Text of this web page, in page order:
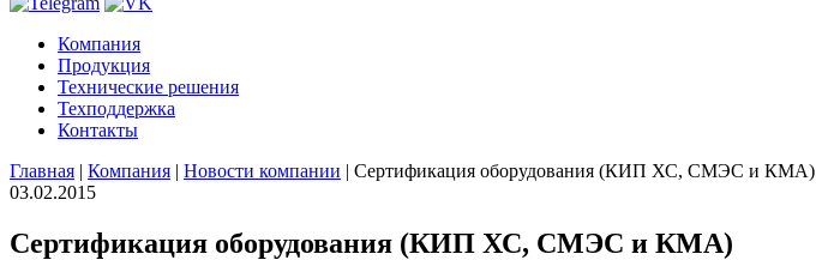
Компания
Продукция
Технические решения
Техподдержка
Контакты
Главная | Компания | Новости компании | Сертификация оборудования (КИП ХС, СМЭС и КМА)
03.02.2015
Сертификация оборудования (КИП ХС, СМЭС и КМА)